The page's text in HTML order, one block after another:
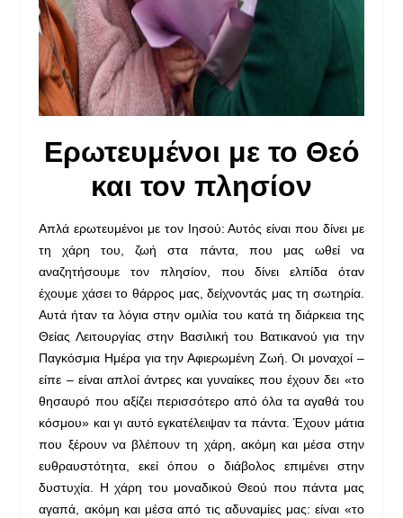
Ερωτευμένοι με το Θεό
και τον πλησίον
Απλά ερωτευμένοι με τον Ιησού: Αυτός είναι που δίνει με
τη χάρη του, ζωή στα πάντα, που μας ωθεί να
αναζητήσουμε τον πλησίον, που δίνει ελπίδα όταν
έχουμε χάσει το θάρρος μας, δείχνοντάς μας τη σωτηρία.
Αυτά ήταν τα λόγια στην ομιλία του κατά τη διάρκεια της
Θείας Λειτουργίας στην Βασιλική του Βατικανού για την
Παγκόσμια Ημέρα για την Αφιερωμένη Ζωή. Οι μοναχοί –
είπε – είναι απλοί άντρες και γυναίκες που έχουν δει «το
θησαυρό που αξίζει περισσότερο από όλα τα αγαθά του
κόσμου» και γι αυτό εγκατέλειψαν τα πάντα. Έχουν μάτια
που ξέρουν να βλέπουν τη χάρη, ακόμη και μέσα στην
ευθραυστότητα, εκεί όπου ο διάβολος επιμένει στην
δυστυχία. Η χάρη του μοναδικού Θεού που πάντα μας
αγαπά, ακόμη και μέσα από τις αδυναμίες μας: είναι «το